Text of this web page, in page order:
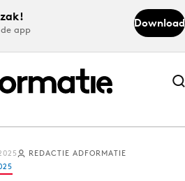
app
Download
Abonneer nu
Abonneer nu
REDACTIE ADFORMATIE